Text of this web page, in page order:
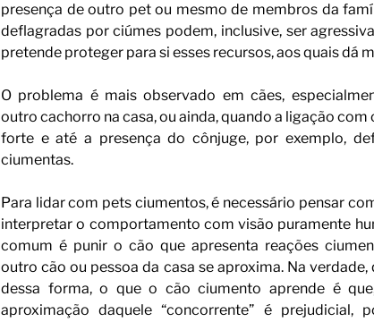
presença de outro pet ou mesmo de membros da
deflagradas por ciúmes podem, inclusive, ser
pretende proteger para si esses recursos, aos quais dá
O problema é mais observado em cães,
outro cachorro na casa, ou ainda, quando a ligação com
forte e até a presença do cônjuge, por exemplo,
ciumentas.
Para lidar com pets ciumentos, é necessário pensar
interpretar o comportamento com visão puramente
comum é punir o cão que apresenta reações
outro cão ou pessoa da casa se aproxima. Na verdade,
dessa forma, o que o cão ciumento aprende é
aproximação daquele “concorrente” é prejudicial,